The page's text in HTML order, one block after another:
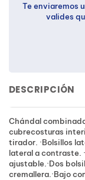
DESCRIPCIÓN
Chándal
cubrecosturas
tirador. ·Bolsillos
lateral a contraste.
ajustable.·Dos
cremallera.·Bajo
Te enviaremos
valides